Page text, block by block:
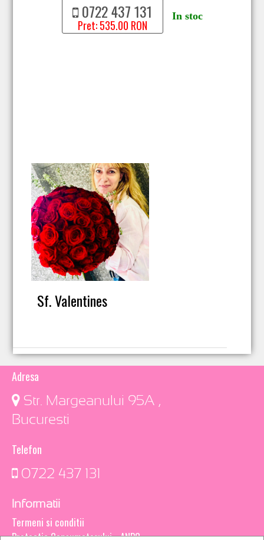
0722 437 131
Pret: 535.00 RON
In stoc
Sf. Valentines
Adresa
​ Str. Margeanului 95A ,
Bucuresti
Telefon
0722 437 131
Informatii
Termeni si conditii
Protectia Consumatorului - ANPC